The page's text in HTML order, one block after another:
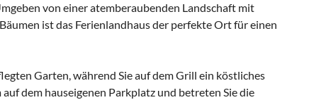
von einer atemberaubenden Landschaft mit
ist das Ferienlandhaus der perfekte Ort für einen
Garten, während Sie auf dem Grill ein köstliches
dem hauseigenen Parkplatz und betreten Sie die